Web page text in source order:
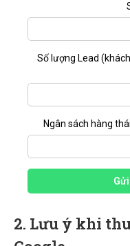
Số lượng Lead
Ngân sách hàng
2. Lưu ý khi